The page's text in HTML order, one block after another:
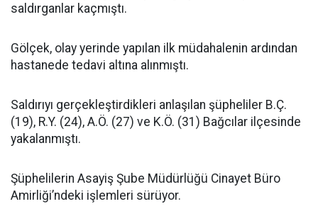
saldırganlar kaçmıştı.
Gölçek, olay yerinde yapılan ilk müdahalenin ardından
hastanede tedavi altına alınmıştı.
Saldırıyı gerçekleştirdikleri anlaşılan şüpheliler B.Ç.
(19), R.Y. (24), A.Ö. (27) ve K.Ö. (31) Bağcılar ilçesinde
yakalanmıştı.
Şüphelilerin Asayiş Şube Müdürlüğü Cinayet Büro
Amirliği’ndeki işlemleri sürüyor.